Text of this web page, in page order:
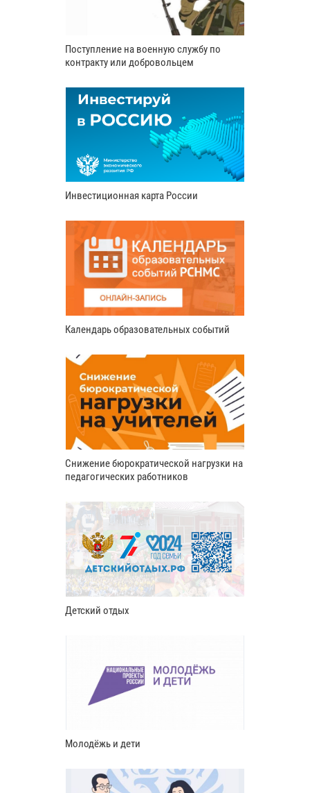
Поступление на военную службу по
контракту или добровольцем
Инвестиционная карта России
Календарь образовательных событий
Снижение бюрократической нагрузки на
педагогических работников
Детский отдых
Молодёжь и дети